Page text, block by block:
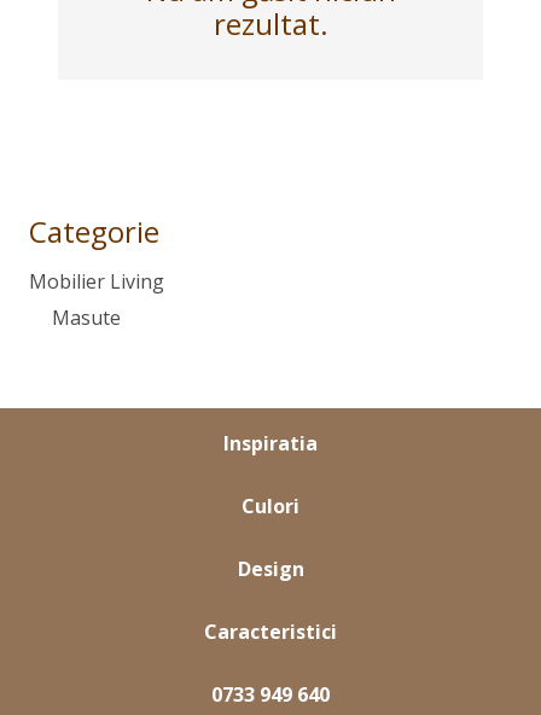
rezultat.
Categorie
Mobilier Living
Masute
Inspiratia
Culori
Design
Caracteristici
0733 949 640